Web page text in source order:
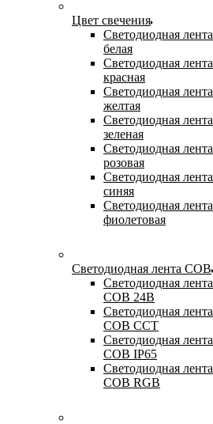
Цвет свечения
Светодиодная лента
белая
Светодиодная лента
красная
Светодиодная лента
желтая
Светодиодная лента
зеленая
Светодиодная лента
розовая
Светодиодная лента
синяя
Светодиодная лента
фиолетовая
Светодиодная лента COB
Светодиодная лента
COB 24В
Светодиодная лента
COB CCT
Светодиодная лента
COB IP65
Светодиодная лента
COB RGB